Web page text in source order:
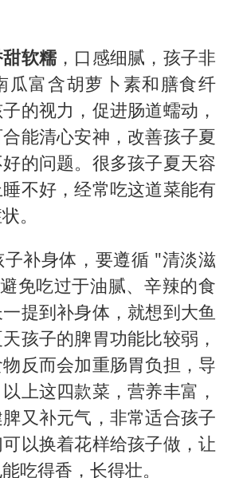
软糯，口感细腻，孩子非
瓜富含胡萝卜素和膳食纤
的视力，促进肠道蠕动，
能清心安神，改善孩子夏
的问题。很多孩子夏天容
不好，经常吃这道菜能有
。
补身体，要遵循 "清淡滋
免吃过于油腻、辛辣的食
提到补身体，就想到大鱼
孩子的脾胃功能比较弱，
反而会加重肠胃负担，导
上这四款菜，营养丰富，
又补元气，非常适合孩子
以换着花样给孩子做，让
吃得香，长得壮。